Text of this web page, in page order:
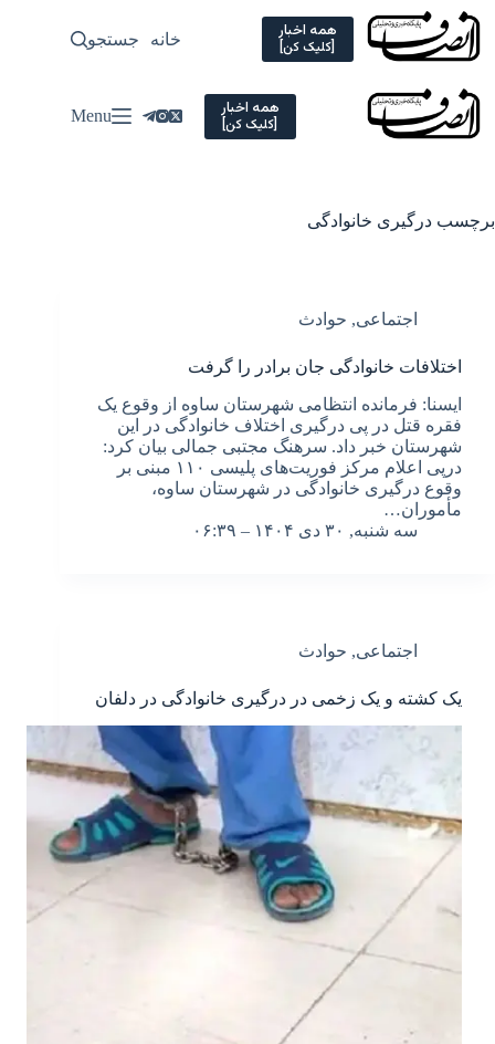
Skip
content
همه اخبار
[کلیک کن] خانه سیاسی
جستجو
همه اخبار
[کلیک کن] Menu
برچسب درگیری خانوادگی
اجتماعی, حوادث
اختلافات خانوادگی جان برادر را گرفت
ایسنا: فرمانده انتظامی شهرستان ساوه از وقوع یک
فقره قتل در پی درگیری اختلاف خانوادگی در این
شهرستان خبر داد. سرهنگ مجتبی جمالی بیان کرد:
درپی اعلام مرکز فوریت‌های پلیسی ۱۱۰ مبنی بر
وقوع درگیری خانوادگی در شهرستان ساوه،
مأموران…
سه شنبه, ۳۰ دی ۱۴۰۴ – ۰۶:۳۹
اجتماعی, حوادث
یک کشته و یک زخمی در درگیری خانوادگی در دلفان